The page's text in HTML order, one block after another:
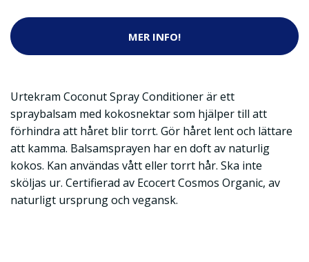
MER INFO!
Urtekram Coconut Spray Conditioner är ett
spraybalsam med kokosnektar som hjälper till att
förhindra att håret blir torrt. Gör håret lent och lättare
att kamma. Balsamsprayen har en doft av naturlig
kokos. Kan användas vått eller torrt hår. Ska inte
sköljas ur. Certifierad av Ecocert Cosmos Organic, av
naturligt ursprung och vegansk.